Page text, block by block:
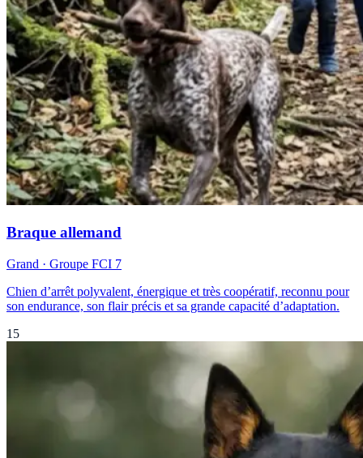
Braque allemand
Grand · Groupe FCI 7
Chien d’arrêt polyvalent, énergique et très coopératif, reconnu pour
son endurance, son flair précis et sa grande capacité d’adaptation.
15